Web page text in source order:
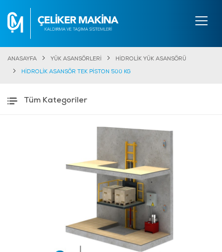
ANASAYFA YÜK ASANSÖRLERİ HİDROLİK YÜK ASANSÖRÜ
HİDROLİK ASANSÖR TEK PİSTON 500 KG
Tüm Kategoriler